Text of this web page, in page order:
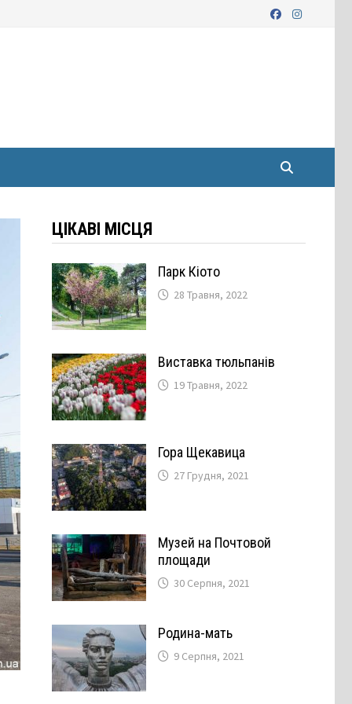
ЦІКАВІ МІСЦЯ
Парк Кіото
28 Травня, 2022
Виставка тюльпанів
19 Травня, 2022
Гора Щекавица
27 Грудня, 2021
Музей на Почтовой
площади
30 Серпня, 2021
Родина-мать
9 Серпня, 2021